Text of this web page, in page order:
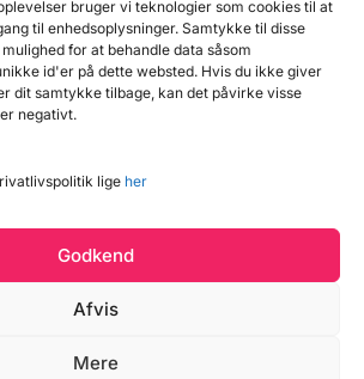
bruger vi teknologier som cookies til at
til enhedsoplysninger. Samtykke til disse
for at behandle data såsom
id'er på dette websted. Hvis du ikke giver
dit samtykke tilbage, kan det påvirke visse
negativt.
lige her
Godkend
Afvis
Mere